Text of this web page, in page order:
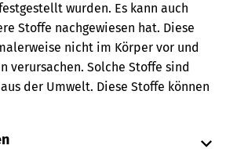
wurden. Es kann auch
Stoffe nachgewiesen hat. Diese
nicht im Körper vor und
verursachen. Solche Stoffe sind
der Umwelt. Diese Stoffe können